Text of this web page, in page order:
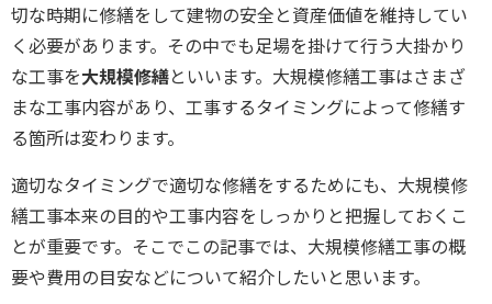
切な時期に修繕をして建物の安全と資産価値を維持してい
く必要があります。その中でも足場を掛けて行う大掛かり
な工事を大規模修繕といいます。大規模修繕工事はさまざ
まな工事内容があり、工事するタイミングによって修繕す
る箇所は変わります。
適切なタイミングで適切な修繕をするためにも、大規模修
繕工事本来の目的や工事内容をしっかりと把握しておくこ
とが重要です。そこでこの記事では、大規模修繕工事の概
要や費用の目安などについて紹介したいと思います。